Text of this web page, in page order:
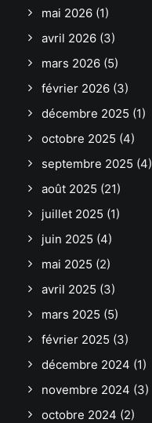
mai 2026 (1)
avril 2026 (3)
mars 2026 (5)
février 2026 (3)
décembre 2025 (1)
octobre 2025 (4)
septembre 2025 (4)
août 2025 (21)
juillet 2025 (1)
juin 2025 (4)
mai 2025 (2)
avril 2025 (3)
mars 2025 (5)
février 2025 (3)
décembre 2024 (1)
novembre 2024 (3)
octobre 2024 (2)